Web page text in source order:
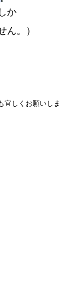
か
。）
宜しくお願いしま